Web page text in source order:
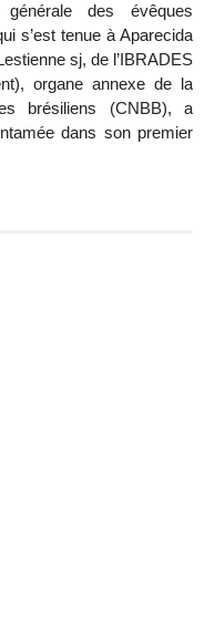
des évêques
s’est tenue à Aparecida
sj, de l’IBRADES
organe annexe de la
brésiliens (CNBB), a
dans son premier